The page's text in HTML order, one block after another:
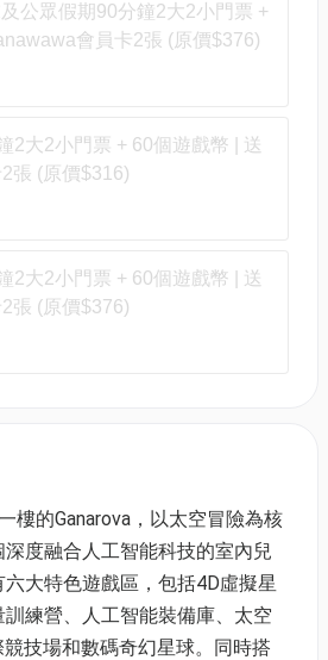
及公眾假期90分鐘2大2小門票 +
會員卡2張 (原價$376)
2大2小門票 + 60個遊戲幣 | 送
張 (原價$316)
2大2小門票 + 60個遊戲幣 | 送
張 (原價$376)
樓的Ganarova，以太空冒險為核
度融合人工智能科技的室內兒
大特色遊戲區，包括4D虛擬星
練營、人工智能裝備庫、太空
技場和數碼奇幻星球。同時搭